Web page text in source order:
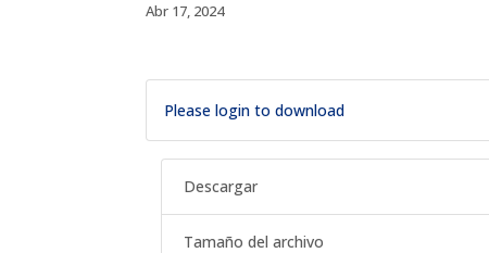
Abr 17, 2024
Please login to download
Descargar
Tamaño del archivo